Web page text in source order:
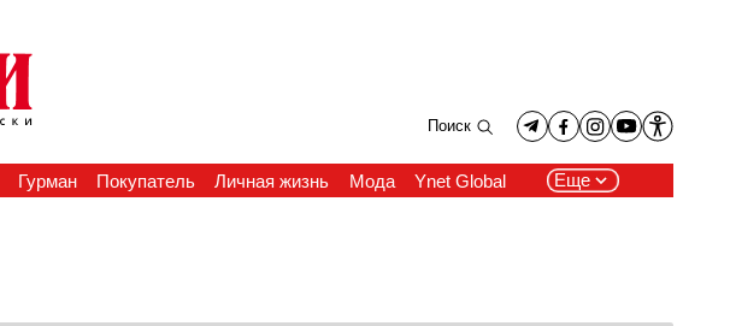
Поиск
Гурман Покупатель Личная жизнь Мода Ynet Global Еще